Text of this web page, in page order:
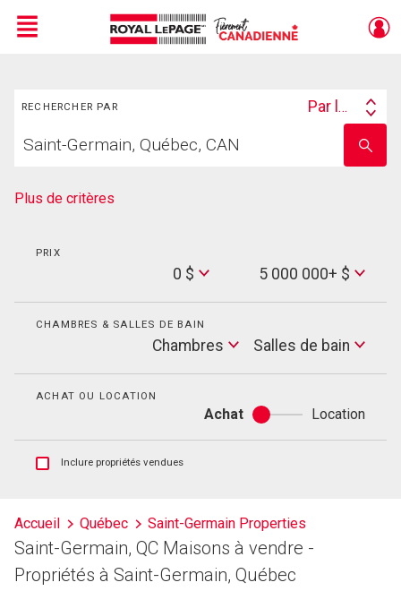
Menu
RECHERCHER PAR
Search
Par lieu
votre
nom
Plus de critères
PRIX
0 $
Max
Price
5 000 000+ $
CHAMBRES & SALLES DE BAIN
Chambres
Salles
de
Salles de bain
ACHAT OU LOCATION
Achat
Achat
ou
Location
Afficher
et
les
historiques
d'inscriptions
Inclure propriétés vendues
Accueil Québec Saint-Germain Properties
Saint-Germain, QC Maisons à vendre -
Propriétés à Saint-Germain, Québec